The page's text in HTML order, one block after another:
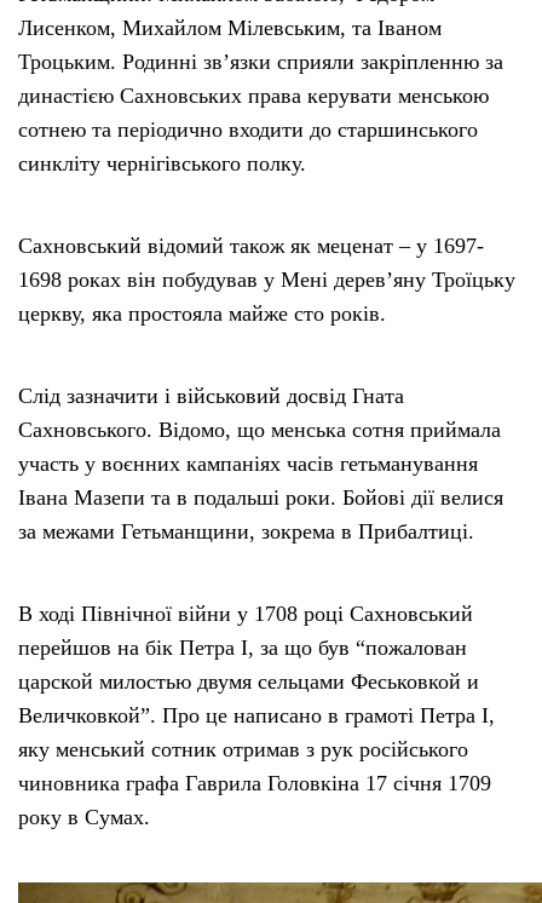
Лисенком, Михайлом Мілевським, та Іваном
Троцьким. Родинні зв’язки сприяли закріпленню за
династією Сахновських права керувати менською
сотнею та періодично входити до старшинського
синкліту чернігівського полку.
Сахновський відомий також як меценат – у 1697-
1698 роках він побудував у Мені дерев’яну Троїцьку
церкву, яка простояла майже сто років.
Слід зазначити і військовий досвід Гната
Сахновського. Відомо, що менська сотня приймала
участь у воєнних кампаніях часів гетьманування
Івана Мазепи та в подальші роки. Бойові дії велися
за межами Гетьманщини, зокрема в Прибалтиці.
В ході Північної війни у 1708 році Сахновський
перейшов на бік Петра I, за що був “пожалован
царской милостью двумя сельцами Феськовкой и
Величковкой”. Про це написано в грамоті Петра I,
яку менський сотник отримав з рук російського
чиновника графа Гаврила Головкіна 17 січня 1709
року в Сумах.